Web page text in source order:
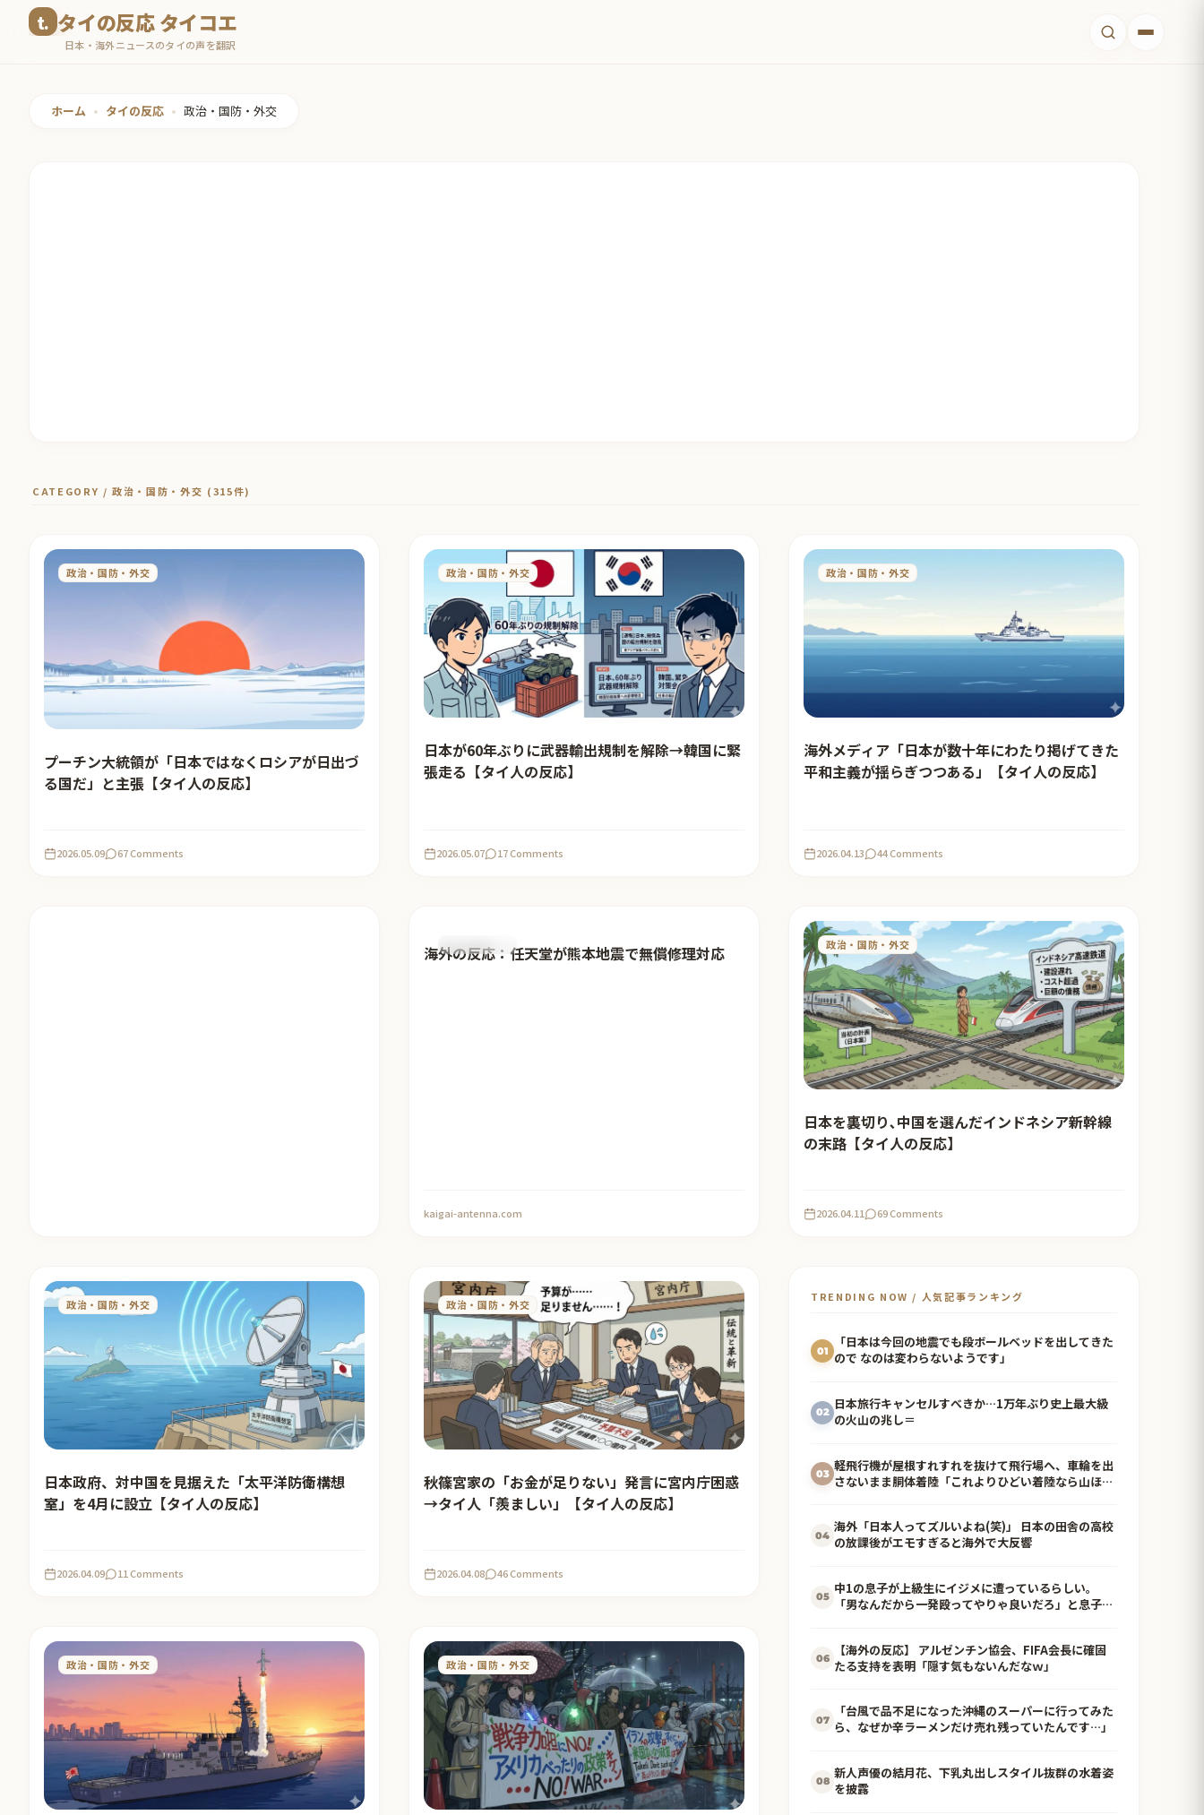
タイの反応 タイコエ
日本・海外ニュースのタイの声を翻訳
ホーム • タイの反応 • 政治・国防・外交
CATEGORY / 政治・国防・外交 (315件)
政治・国防・外交
プーチン大統領が「日本ではなくロシアが日出づ
る国だ」と主張【タイ人の反応】
2026.05.09 67 Comments
政治・国防・外交
日本が60年ぶりに武器輸出規制を解除→韓国に緊
張走る【タイ人の反応】
2026.05.07 17 Comments
政治・国防・外交
海外メディア「日本が数十年にわたり掲げてきた
平和主義が揺らぎつつある」【タイ人の反応】
2026.04.13 44 Comments
おすすめ記事
海外の反応：任天堂が熊本地震で無償修理対応
kaigai-antenna.com
政治・国防・外交
日本を裏切り､中国を選んだインドネシア新幹線
の末路【タイ人の反応】
2026.04.11 69 Comments
政治・国防・外交
日本政府、対中国を見据えた「太平洋防衛構想
室」を4月に設立【タイ人の反応】
2026.04.09 11 Comments
政治・国防・外交
秋篠宮家の「お金が足りない」発言に宮内庁困惑
→タイ人「羨ましい」【タイ人の反応】
2026.04.08 46 Comments
TRENDING NOW / 人気記事ランキング
01
「日本は今回の地震でも段ボールベッドを出してきた
ので なのは変わらないようです」
02
日本旅行キャンセルすべきか…1万年ぶり史上最大級
の火山の兆し＝
03
軽飛行機が屋根すれすれを抜けて飛行場へ、車輪を出
さないまま胴体着陸「これよりひどい着陸なら山ほど
04
海外「日本人ってズルいよね(笑)」 日本の田舎の高校
の放課後がエモすぎると海外で大反響
05
中1の息子が上級生にイジメに遭っているらしい。
「男なんだから一発殴ってやりゃ良いだろ」と息子に
06
【海外の反応】 アルゼンチン協会、FIFA会長に確固
たる支持を表明「隠す気もないんだなｗ」
07
「台風で品不足になった沖縄のスーパーに行ってみた
ら、なぜか辛ラーメンだけ売れ残っていたんです…」
08
新人声優の結月花、下乳丸出しスタイル抜群の水着姿
を披露
政治・国防・外交 政治・国防・外交